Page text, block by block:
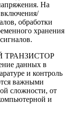
На
обработки
хранения
ТРАНЗИСТОР
данных в
и контроль
важными
сложности, от
и